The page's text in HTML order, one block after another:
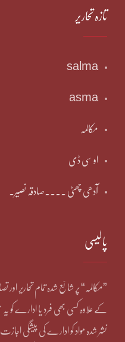
تازہ تحاریر
salma
asma
مکالمہ
او سی ڈی
آدھی چھٹی ۔۔۔۔صادقہ نصیر۔
پالیسی
”مکالمہ“ پر شائع شدہ تمام تحاریر
کے علاوہ کسی بھی فرد یا ادارے کو
نشر شدہ مواد کو ادارے کی پیشگی